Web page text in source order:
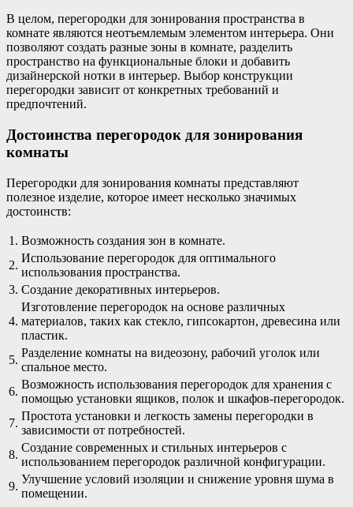
В целом, перегородки для зонирования пространства в
комнате являются неотъемлемым элементом интерьера. Они
позволяют создать разные зоны в комнате, разделить
пространство на функциональные блоки и добавить
дизайнерской нотки в интерьер. Выбор конструкции
перегородки зависит от конкретных требований и
предпочтений.
Достоинства перегородок для зонирования
комнаты
Перегородки для зонирования комнаты представляют
полезное изделие, которое имеет несколько значимых
достоинств:
1. Возможность создания зон в комнате.
2.
Использование перегородок для оптимального
использования пространства.
3. Создание декоративных интерьеров.
4.
Изготовление перегородок на основе различных
материалов, таких как стекло, гипсокартон, древесина или
пластик.
5.
Разделение комнаты на видеозону, рабочий уголок или
спальное место.
6.
Возможность использования перегородок для хранения с
помощью установки ящиков, полок и шкафов-перегородок.
7.
Простота установки и легкость замены перегородки в
зависимости от потребностей.
8.
Создание современных и стильных интерьеров с
использованием перегородок различной конфигурации.
9.
Улучшение условий изоляции и снижение уровня шума в
помещении.